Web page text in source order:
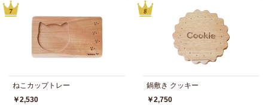
ねこカップトレー
￥2,530
鍋敷き クッキー
￥2,750